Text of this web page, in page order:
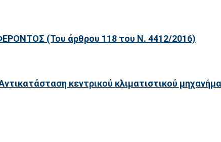
(Του άρθρου 118 του Ν. 4412/2016)
κεντρικού κλιματιστικού